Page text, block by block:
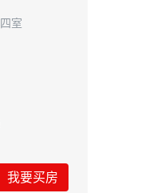
四室
我要买房